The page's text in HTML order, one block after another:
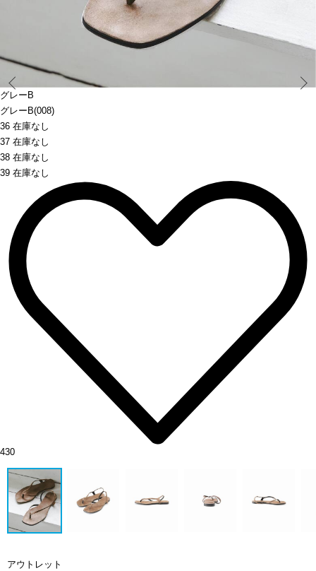
グレーB
グレーB(008)
36 在庫なし
37 在庫なし
38 在庫なし
39 在庫なし
Prev
430
アウトレット